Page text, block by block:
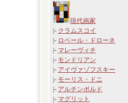
現代画家
|- クラムスコイ
|- ロベール・ドローネ
|- マレーヴィチ
|- モンドリアン
|- アイヴァゾフスキー
|- モーリス・ドニ
|- アルチンボルド
|- マグリット